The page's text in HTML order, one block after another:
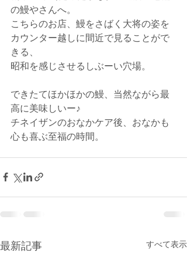
の鰻やさんへ。
こちらのお店、鰻をさばく大将の姿を
カウンター越しに間近で見ることがで
きる、
昭和を感じさせるしぶーい穴場。
できたてほかほかの鰻、当然ながら最
高に美味しいー♪
チネイザンのおなかケア後、おなかも
心も喜ぶ至福の時間。
最新記事 すべて表示